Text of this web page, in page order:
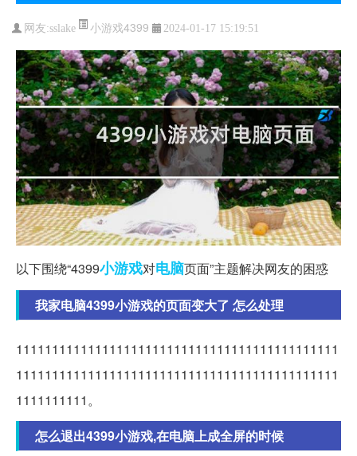
网友:sslake 小游戏4399 2024-01-17 15:19:51
以下围绕“4399小游戏对电脑页面”主题解决网友的困惑
我家电脑4399小游戏的页面变大了 怎么处理
111111111111111111111111111111111111111111111
111111111111111111111111111111111111111111111
1111111111。
怎么退出4399小游戏,在电脑上成全屏的时候